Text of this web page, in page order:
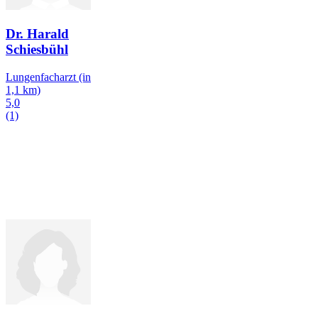
Dr. Harald
Schiesbühl
Lungenfacharzt (in
1,1 km)
5,0
(1)